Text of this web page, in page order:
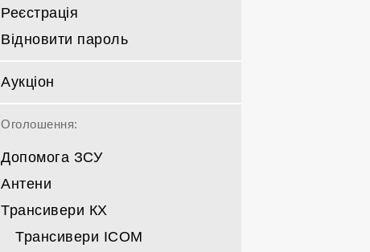
Реєстрація
Відновити пароль
Аукціон
Оголошення:
Допомога ЗСУ
Антени
Спрямовані КВ
Спрямовані УКХ
Трансивери КХ
Трансивери ICOM